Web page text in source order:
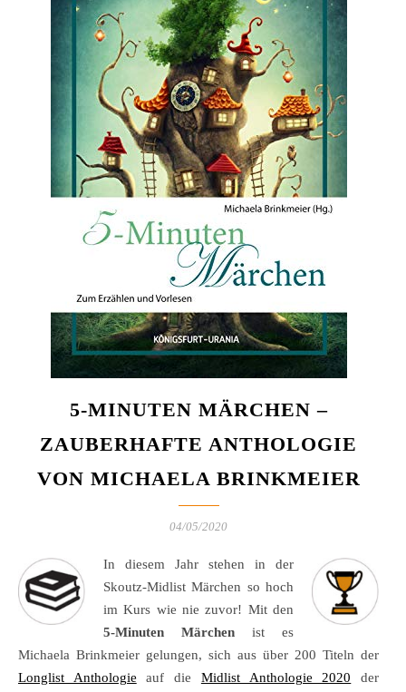
5-MINUTEN MÄRCHEN –
ZAUBERHAFTE ANTHOLOGIE
VON MICHAELA BRINKMEIER
04/05/2020
In diesem Jahr stehen in der
Skoutz-Midlist Märchen so hoch
im Kurs wie nie zuvor! Mit den
5-Minuten Märchen ist es
Michaela Brinkmeier gelungen, sich aus über 200 Titeln der
Longlist Anthologie auf die Midlist Anthologie 2020 der